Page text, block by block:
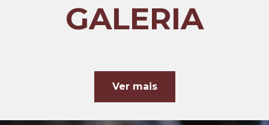
GALERIA
Ver mais